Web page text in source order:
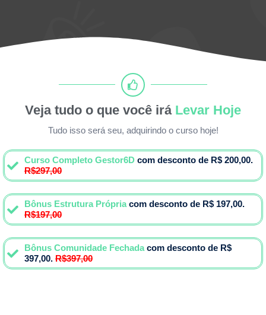
Veja tudo o que você irá Levar Hoje
Tudo isso será seu, adquirindo o curso hoje!
Curso Completo Gestor6Dcom desconto de R$ 200,00.
R$297,00
Bônus Estrutura Própriacom desconto de R$ 197,00.
R$197,00
Bônus Comunidade Fechadacom desconto de R$
397,00.R$397,00